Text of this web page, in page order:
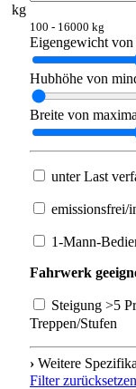
kg
100 - 16000 kg
Eigengewicht von
Hubhöhe von
Breite von
unter Last
emissionsfrei/
1-Mann-
Fahrwerk
Steigung >5
Treppen/Stufen
› Weitere
Filter zurücksetzen